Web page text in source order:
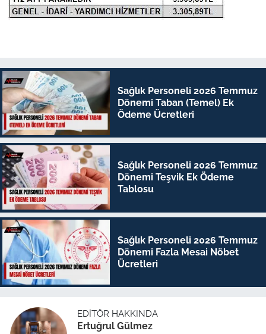
Sağlık Personeli 2026 Temmuz
Dönemi Taban (Temel) Ek
Ödeme Ücretleri
Sağlık Personeli 2026 Temmuz
Dönemi Teşvik Ek Ödeme
Tablosu
Sağlık Personeli 2026 Temmuz
Dönemi Fazla Mesai Nöbet
Ücretleri
EDITÖR HAKKINDA
Ertuğrul Gülmez